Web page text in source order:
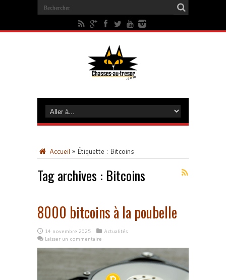
Accueil » Étiquette : Bitcoins
Tag archives : Bitcoins
8000 bitcoins à la poubelle
14 novembre 2025
Actualités
Laisser un commentaire